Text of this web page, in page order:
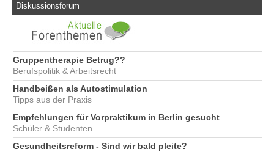
Diskussionsforum
Gruppentherapie Betrug??
Berufspolitik & Arbeitsrecht
Handbeißen als Autostimulation
Tipps aus der Praxis
Empfehlungen für Vorpraktikum in Berlin gesucht
Schüler & Studenten
Gesundheitsreform - Sind wir bald pleite?